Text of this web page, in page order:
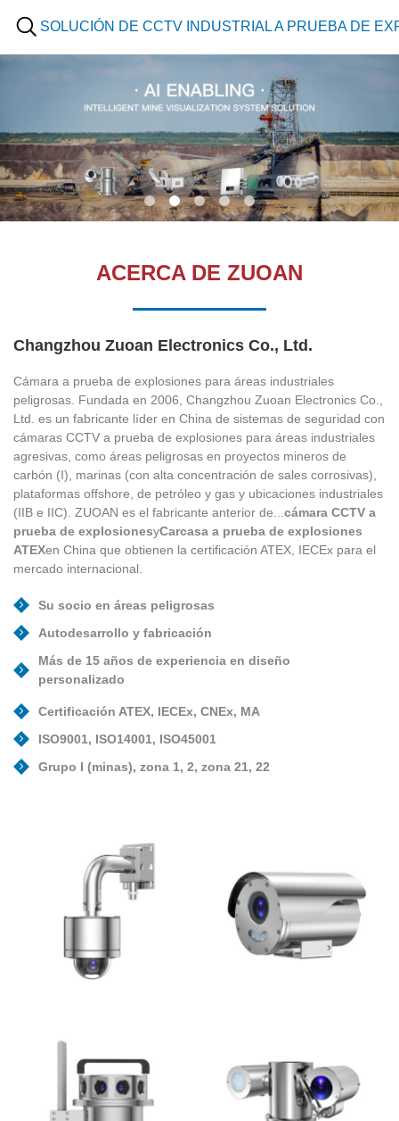
SOLUCIÓN DE CCTV INDUSTRIAL A PRUEBA DE
ACERCA DE ZUOAN
Changzhou Zuoan Electronics Co., Ltd.
Cámara a prueba de explosiones para áreas industriales
peligrosas. Fundada en 2006, Changzhou Zuoan Electronics Co.,
Ltd. es un fabricante líder en China de sistemas de seguridad con
cámaras CCTV a prueba de explosiones para áreas industriales
agresivas, como áreas peligrosas en proyectos mineros de
carbón (I), marinas (con alta concentración de sales corrosivas),
plataformas offshore, de petróleo y gas y ubicaciones industriales
(IIB e IIC). ZUOAN es el fabricante anterior de... cámara CCTV a
prueba de explosionesyCarcasa a prueba de explosiones
ATEXen China que obtienen la certificación ATEX, IECEx para el
mercado internacional.
Su socio en áreas peligrosas
Autodesarrollo y fabricación
Más de 15 años de experiencia en diseño
personalizado
Certificación ATEX, IECEx, CNEx, MA
ISO9001, ISO14001, ISO45001
Grupo I (minas), zona 1, 2, zona 21, 22